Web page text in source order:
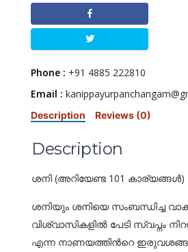
Phone : +91 4885 222810
Email :
Description Reviews (0)
Description
ശനി (അറിയേണ്ട 101 കാര്യങ്ങള്‍)
ശനിയും ശനിയെ സംബന്ധിച്ച
വിശ്വാസികളില്‍ പേടി സ്വപ്നം
എന്ന നാണയത്തിന്‍റെ